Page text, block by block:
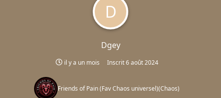
D
Dgey
il y a un mois Inscrit6 août 2024
Friends of Pain (Fav Chaos universel)(Chaos)